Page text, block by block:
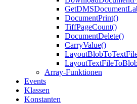
DocumentPrint()
TiffPageCount()
DocumentDelete()
CarryValue()
Array-Funktionen
Events
Klassen
Konstanten